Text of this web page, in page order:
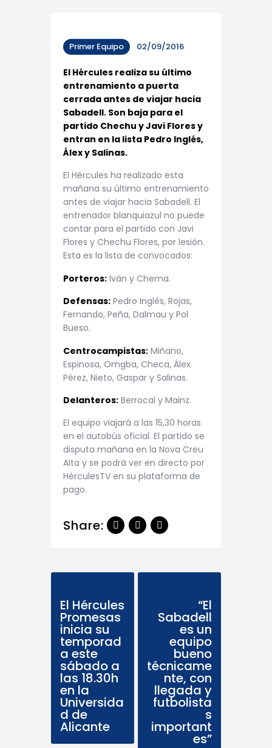
Primer Equipo 02/09/2016
El Hércules realiza su último
entrenamiento a puerta
cerrada antes de viajar hacia
Sabadell. Son baja para el
partido Chechu y Javi Flores y
entran en la lista Pedro Inglés,
Álex y Salinas.
El Hércules ha realizado esta
mañana su último entrenamiento
antes de viajar hacia Sabadell. El
entrenador blanquiazul no puede
contar para el partido con Javi
Flores y Chechu Flores, por lesión.
Esta es la lista de convocados:
Porteros: Iván y Chema.
Defensas: Pedro Inglés, Rojas,
Fernando, Peña, Dalmau y Pol
Bueso.
Centrocampistas: Miñano,
Espinosa, Omgba, Checa, Álex
Pérez, Nieto, Gaspar y Salinas.
Delanteros: Berrocal y Mainz.
El equipo viajará a las 15,30 horas
en el autobús oficial. El partido se
disputa mañana en la Nova Creu
Alta y se podrá ver en directo por
HérculesTV en su plataforma de
pago.
Share:
El Hércules
Promesas
inicia su
temporad
a este
sábado a
las 18.30h
en la
Universida
d de
Alicante
“El
Sabadell
es un
equipo
bueno
técnicame
nte, con
llegada y
futbolista
s
important
es”